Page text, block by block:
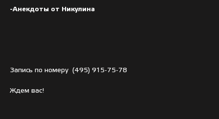
-Анекдоты от Никулина
Запись по номеру (495) 915-75-78
Ждем вас!